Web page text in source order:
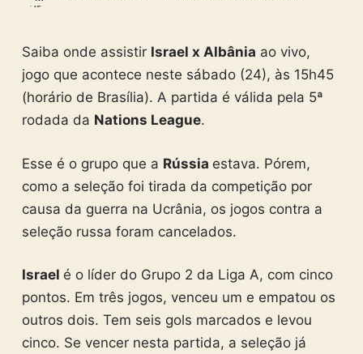
Saiba onde assistir Israel x Albânia ao vivo,
jogo que acontece neste sábado (24), às 15h45
(horário de Brasília). A partida é válida pela 5ª
rodada da Nations League.
Esse é o grupo que a Rússia estava. Pórem,
como a seleção foi tirada da competição por
causa da guerra na Ucrânia, os jogos contra a
seleção russa foram cancelados.
Israel é o líder do Grupo 2 da Liga A, com cinco
pontos. Em três jogos, venceu um e empatou os
outros dois. Tem seis gols marcados e levou
cinco. Se vencer nesta partida, a seleção já